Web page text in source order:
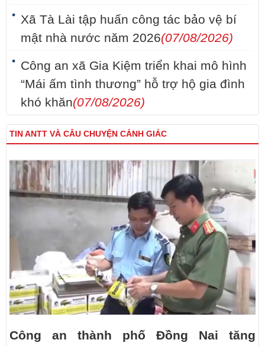
Xã Tà Lài tập huấn công tác bảo vệ bí
mật nhà nước năm 2026(07/08/2026)
Công an xã Gia Kiệm triển khai mô hình
“Mái ấm tình thương” hỗ trợ hộ gia đình
khó khăn(07/08/2026)
TIN ANTT VÀ CÂU CHUYỆN CẢNH GIÁC
Công an thành phố Đồng Nai tăng